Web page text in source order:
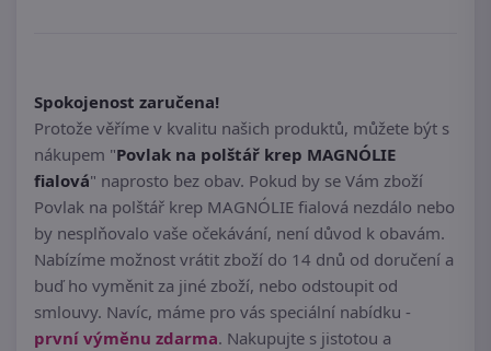
Spokojenost zaručena!
Protože věříme v kvalitu našich produktů, můžete být s
nákupem "Povlak na polštář krep MAGNÓLIE
fialová" naprosto bez obav. Pokud by se Vám zboží
Povlak na polštář krep MAGNÓLIE fialová nezdálo nebo
by nesplňovalo vaše očekávání, není důvod k obavám.
Nabízíme možnost vrátit zboží do 14 dnů od doručení a
buď ho vyměnit za jiné zboží, nebo odstoupit od
smlouvy. Navíc, máme pro vás speciální nabídku -
první výměnu zdarma. Nakupujte s jistotou a